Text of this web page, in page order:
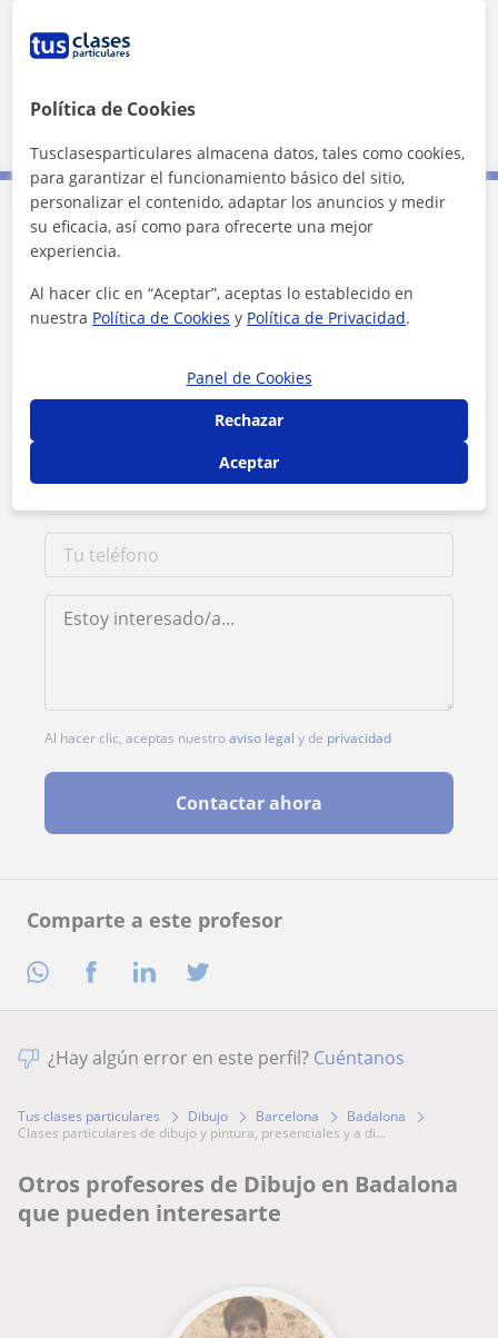
Comparte a este profesor
Contacta con Virginia
Tarifa 6€/h
Al hacer clic, aceptas nuestroaviso legal y de privacidad
Contactar ahora
¿Hay algún error en este perfil? Cuéntanos
Tus clases particulares Dibujo Barcelona
Badalona
clases particulares de dibujo y pintura, presenciales y a di...
Otros profesores de Dibujo en Badalona
que pueden interesarte
Política de Cookies
Tusclasesparticulares almacena datos, tales como cookies,
para garantizar el funcionamiento básico del sitio,
personalizar el contenido, adaptar los anuncios y medir
su eficacia, así como para ofrecerte una mejor
experiencia.
Al hacer clic en “Aceptar”, aceptas lo establecido en
nuestra Política de Cookies y Política de Privacidad.
Panel de Cookies
Rechazar
Aceptar